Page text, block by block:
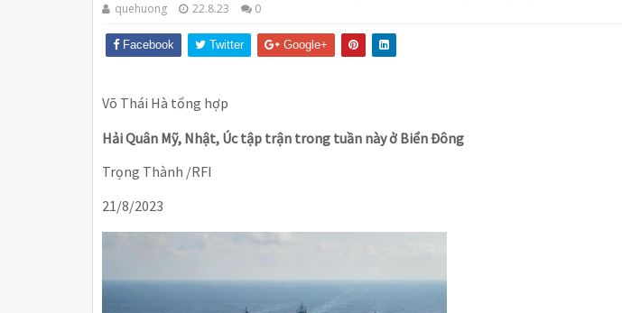
quehuong 22.8.23 0
Facebook Twitter Google+
Võ Thái Hà tổng hợp
Hải Quân Mỹ, Nhật, Úc tập trận trong tuần này ở Biển Đông
Trọng Thành /RFI
21/8/2023